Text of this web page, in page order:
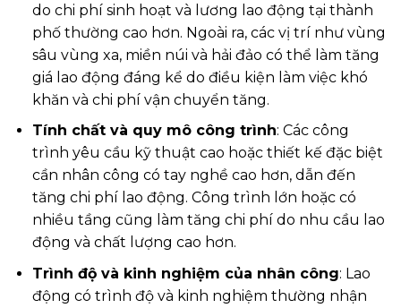
do chi phí sinh hoạt và lương lao động tại thành
phố thường cao hơn. Ngoài ra, các vị trí như vùng
sâu vùng xa, miền núi và hải đảo có thể làm tăng
giá lao động đáng kể do điều kiện làm việc khó
khăn và chi phí vận chuyển tăng.
Tính chất và quy mô công trình: Các công
trình yêu cầu kỹ thuật cao hoặc thiết kế đặc biệt
cần nhân công có tay nghề cao hơn, dẫn đến
tăng chi phí lao động. Công trình lớn hoặc có
nhiều tầng cũng làm tăng chi phí do nhu cầu lao
động và chất lượng cao hơn.
Trình độ và kinh nghiệm của nhân công: Lao
động có trình độ và kinh nghiệm thường nhận